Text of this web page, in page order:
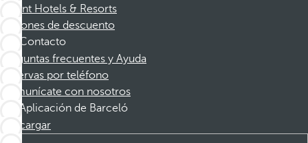
Dorint Hotels & Resorts
Cupones de descuento
Contacto
Preguntas frecuentes y Ayuda
Reservas por teléfono
Comunícate con nosotros
Aplicación de Barceló
Descargar